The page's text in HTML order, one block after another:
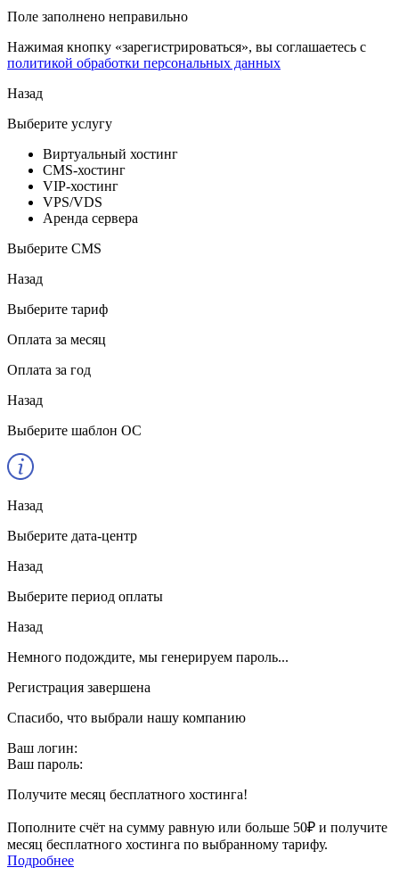
Поле заполнено неправильно
Нажимая кнопку «зарегистрироваться», вы соглашаетесь с
политикой обработки персональных данных
Назад
Выберите услугу
Виртуальный хостинг
CMS-хостинг
VIP-хостинг
VPS/VDS
Аренда сервера
Выберите CMS
Назад
Выберите тариф
Оплата за месяц
Оплата за год
Назад
Выберите шаблон ОС
Назад
Выберите дата-центр
Назад
Выберите период оплаты
Назад
Немного подождите, мы генерируем пароль...
Регистрация завершена
Спасибо, что выбрали нашу компанию
Ваш логин:
Ваш пароль:
Получите месяц бесплатного хостинга!
Пополните счёт на сумму равную или больше 50₽ и получите
месяц бесплатного хостинга по выбранному тарифу.
Подробнее